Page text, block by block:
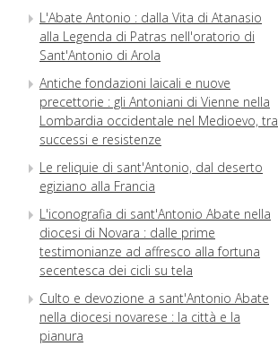
L'Abate Antonio : dalla Vita di Atanasio
alla Legenda di Patras nell'oratorio di
Sant'Antonio di Arola
Antiche fondazioni laicali e nuove
precettorie : gli Antoniani di Vienne nella
Lombardia occidentale nel Medioevo, tra
successi e resistenze
Le reliquie di sant'Antonio, dal deserto
egiziano alla Francia
L'iconografia di sant'Antonio Abate nella
diocesi di Novara : dalle prime
testimonianze ad affresco alla fortuna
secentesca dei cicli su tela
Culto e devozione a sant'Antonio Abate
nella diocesi novarese : la città e la
pianura